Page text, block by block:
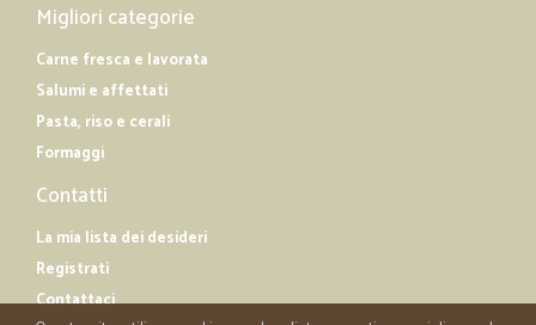
Migliori categorie
Carne fresca e lavorata
Salumi e affettati
Pasta, riso e cerali
Formaggi
Contatti
La mia lista dei desideri
Registrati
Contattaci